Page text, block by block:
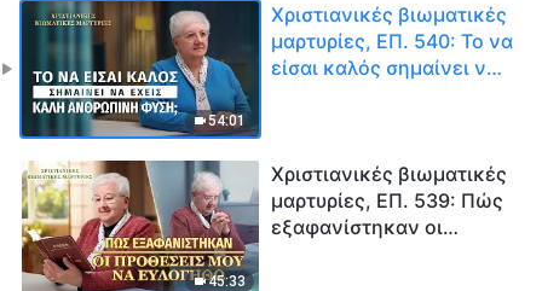
54:01
Χριστιανικές βιωματικές
μαρτυρίες, ΕΠ. 540: Το να
είσαι καλός σημαίνει να
45:33
Χριστιανικές βιωματικές
μαρτυρίες, ΕΠ. 539: Πώς
εξαφανίστηκαν οι